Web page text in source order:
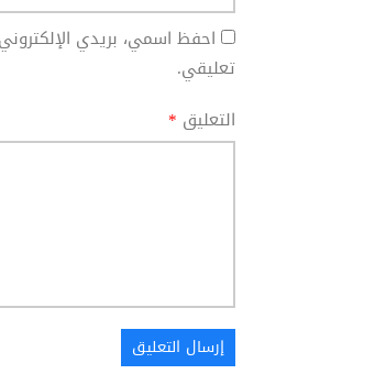
احفظ اسمي، بريدي
تعليقي.
التعليق *